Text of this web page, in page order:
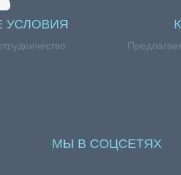
УСЛОВИЯ
МЫ В СОЦСЕТЯХ